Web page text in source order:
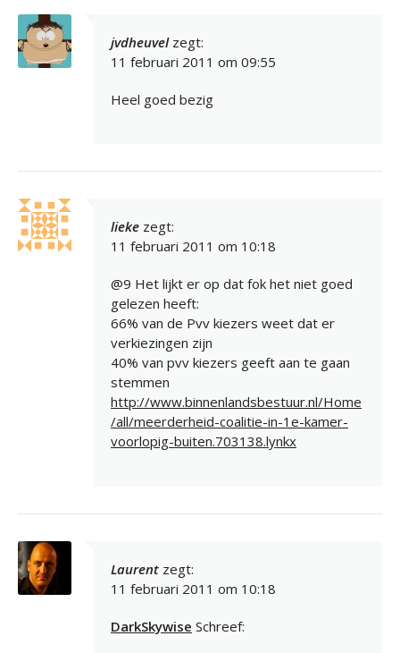
jvdheuvel zegt:
11 februari 2011 om 09:55
Heel goed bezig
lieke zegt:
11 februari 2011 om 10:18
@9 Het lijkt er op dat fok het niet goed
gelezen heeft:
66% van de Pvv kiezers weet dat er
verkiezingen zijn
40% van pvv kiezers geeft aan te gaan
stemmen
http://www.binnenlandsbestuur.nl/Home
/all/meerderheid-coalitie-in-1e-kamer-
voorlopig-buiten.703138.lynkx
Laurent zegt:
11 februari 2011 om 10:18
DarkSkywise Schreef: